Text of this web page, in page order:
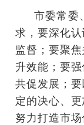
市委常委
求，要深化
监督；要聚
升效能；要强
共促发展；
定的决心、
努力打造市